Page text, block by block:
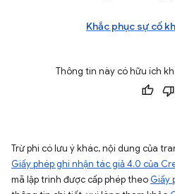
Khắc phục sự cố
Thông tin này có hữu ích
Trừ phi có lưu ý khác, nội dung của
Giấy phép ghi nhận tác giả 4.0 của
mã lập trình được cấp phép theo Giấy